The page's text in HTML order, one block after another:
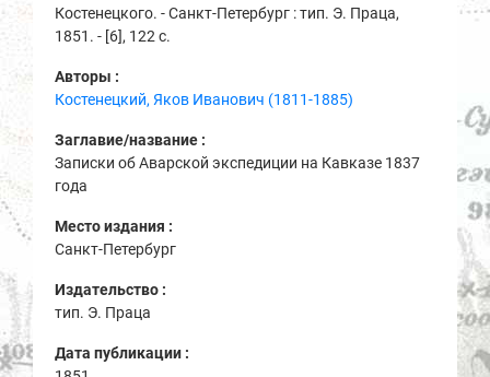
Костенецкого. - Санкт-Петербург : тип. Э. Праца,
1851. - [6], 122 с.
Авторы :
Костенецкий, Яков Иванович (1811-1885)
Заглавие/название :
Записки об Аварской экспедиции на Кавказе 1837
года
Место издания :
Санкт-Петербург
Издательство :
тип. Э. Праца
Дата публикации :